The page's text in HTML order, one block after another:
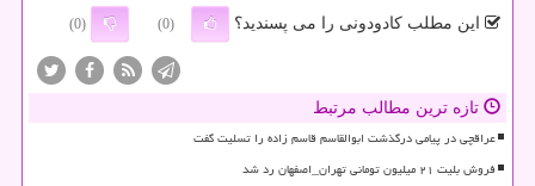
این مطلب کادودونی را می پسندید؟ (0)
(0)
تازه ترین مطالب مرتبط
عراقچی در پیامی درگذشت ابوالقاسم قاسم زاده را تسلیت گفت
فروش بلیت ۲۱ میلیون تومانی تهران_اصفهان رد شد